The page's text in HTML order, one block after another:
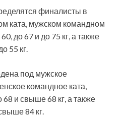
финалисты в
ката, мужском командном
до 67 и до 75 кг, а также
55 кг.
под мужское
командное ката,
68 и свыше 68 кг, а также
84 кг.